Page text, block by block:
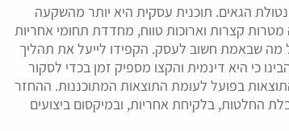
הגאים. תוכנית עסקית היא יותר מהשקעה
קצרות וארוכות טווח, מחדדת תחומי אחריות
מה שבאמת חשוב לעסק. הקפידו לייעל את תהליך
כי היא דינמית והקצו מספיק זמן בכדי לסקור
בפועל לעומת התוצאות המתוכננות. ההחזר
החלטות, בלקיחת אחריות, ובמיקסום ביצועים